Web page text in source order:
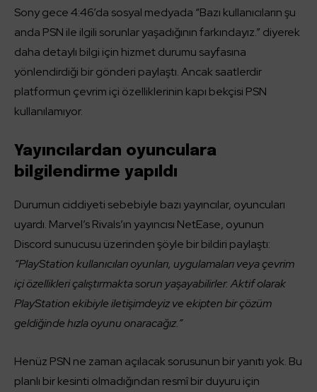
Sony gece 4:46’da sosyal medyada “Bazı kullanıcıların şu
anda PSN ile ilgili sorunlar yaşadığının farkındayız.” diyerek
daha detaylı bilgi için hizmet durumu sayfasına
yönlendirdiği bir gönderi paylaştı. Ancak saatlerdir
platformun çevrim içi özelliklerinin kapı bekçisi PSN
kullanılamıyor.
Yayıncılardan oyunculara
bilgilendirme yapıldı
Durumun ciddiyeti sebebiyle bazı yayıncılar, oyuncuları
uyardı. Marvel’s Rivals’ın yayıncısı NetEase, oyunun
Discord sunucusu üzerinden şöyle bir bildiri paylaştı:
“PlayStation kullanıcıları oyunları, uygulamaları veya çevrim
içi özellikleri çalıştırmakta sorun yaşayabilirler. Aktif olarak
PlayStation ekibiyle iletişimdeyiz ve ekipten bir çözüm
geldiğinde hızla oyunu onaracağız.”
Henüz PSN ne zaman açılacak sorusunun bir yanıtı yok. Bu
planlı bir kesinti olmadığından resmî bir duyuru için